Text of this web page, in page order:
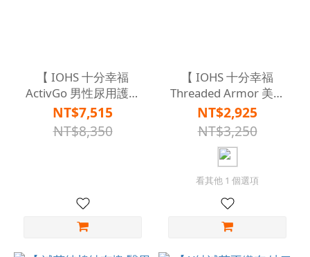
【 IOHS 十分幸福
ActivGo 男性尿用護理
組2.0 + 隔離墊 x2 +隔
離巾 x2 】
NT$7,515
NT$8,350
【 IOHS 十分幸福
Threaded Armor 美國
速吸尿用內褲 ( 舒適款 )
+大便隔離墊+隔離巾 】
NT$2,925
NT$3,250
看其他 1 個選項